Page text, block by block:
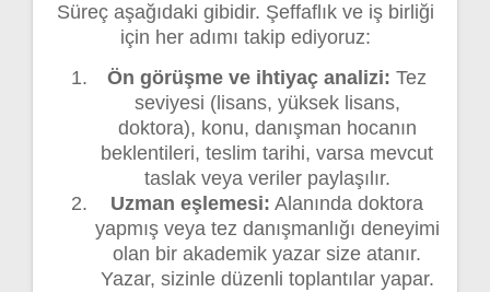
Süreç aşağıdaki gibidir. Şeffaflık ve iş birliği
için her adımı takip ediyoruz:
Ön görüşme ve ihtiyaç analizi: Tez
seviyesi (lisans, yüksek lisans,
doktora), konu, danışman hocanın
beklentileri, teslim tarihi, varsa mevcut
taslak veya veriler paylaşılır.
Uzman eşlemesi: Alanında doktora
yapmış veya tez danışmanlığı deneyimi
olan bir akademik yazar size atanır.
Yazar, sizinle düzenli toplantılar yapar.